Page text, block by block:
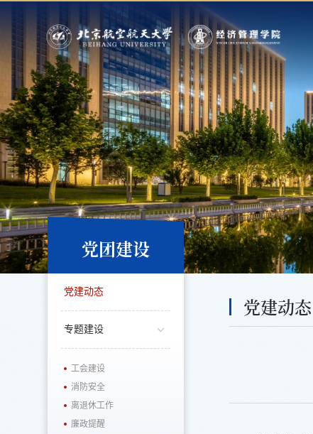
党团建设
党建动态
专题建设
工会建设
消防安全
离退休工作
廉政提醒
党建动态